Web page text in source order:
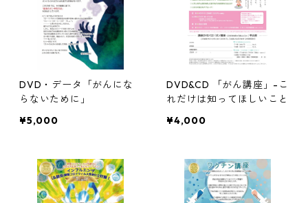
DVD・データ「がんにな
らないために」
¥5,000
DVD&CD 「がん講座」-こ
れだけは知ってほしいこと
¥4,000